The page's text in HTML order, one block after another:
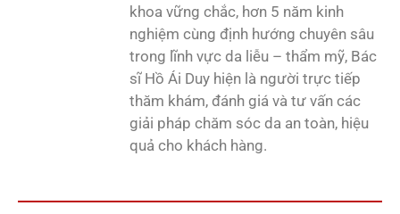
khoa vững chắc, hơn 5 năm kinh
nghiệm cùng định hướng chuyên sâu
trong lĩnh vực da liễu – thẩm mỹ, Bác
sĩ Hồ Ái Duy hiện là người trực tiếp
thăm khám, đánh giá và tư vấn các
giải pháp chăm sóc da an toàn, hiệu
quả cho khách hàng.